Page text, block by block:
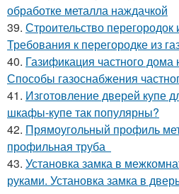
обработке металла наждачкой
39. Строительство перегородок
Требования к перегородке из
40. Газификация частного
Способы газоснабжения
41. Изготовление дверей купе
шкафы-купе так популярны?
42. Прямоугольный профиль
профильная труба
43. Установка замка в
руками. Установка замка в